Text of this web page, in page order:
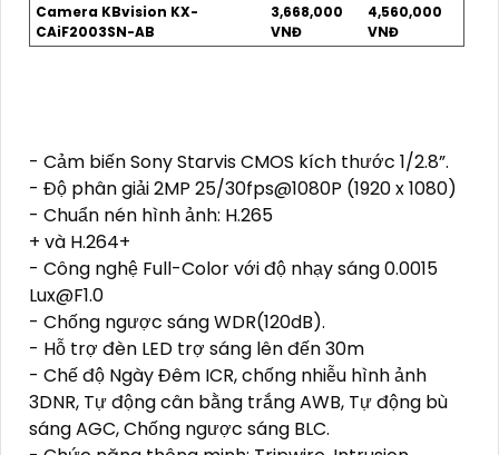
Camera KBvision KX-
CAiF2003SN-AB
3,668,000
VNĐ
4,560,000
VNĐ
- Cảm biến Sony Starvis CMOS kích thước 1/2.8”.
- Độ phân giải 2MP 25/30fps@1080P (1920 x 1080)
- Chuẩn nén hình ảnh: H.265
+ và H.264+
- Công nghệ Full-Color với độ nhạy sáng 0.0015
Lux@F1.0
- Chống ngược sáng WDR(120dB).
- Hỗ trợ đèn LED trợ sáng lên đến 30m
- Chế độ Ngày Đêm ICR, chống nhiễu hình ảnh
3DNR, Tự động cân bằng trắng AWB, Tự động bù
sáng AGC, Chống ngược sáng BLC.